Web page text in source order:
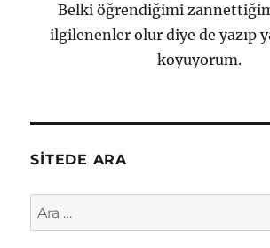
Belki öğrendiğimi
ilgilenenler olur diye de yazıp
koyuyorum.
SITEDE ARA
Ara: